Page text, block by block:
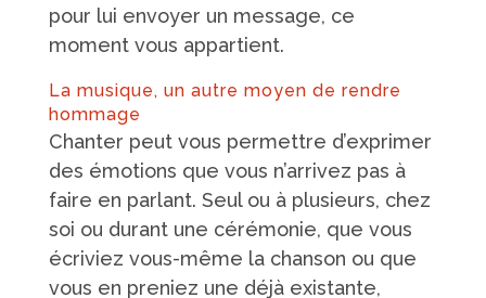
pour lui envoyer un message, ce
moment vous appartient.
La musique, un autre moyen de rendre
hommage
Chanter peut vous permettre d’exprimer
des émotions que vous n’arrivez pas à
faire en parlant. Seul ou à plusieurs, chez
soi ou durant une cérémonie, que vous
écriviez vous-même la chanson ou que
vous en preniez une déjà existante,